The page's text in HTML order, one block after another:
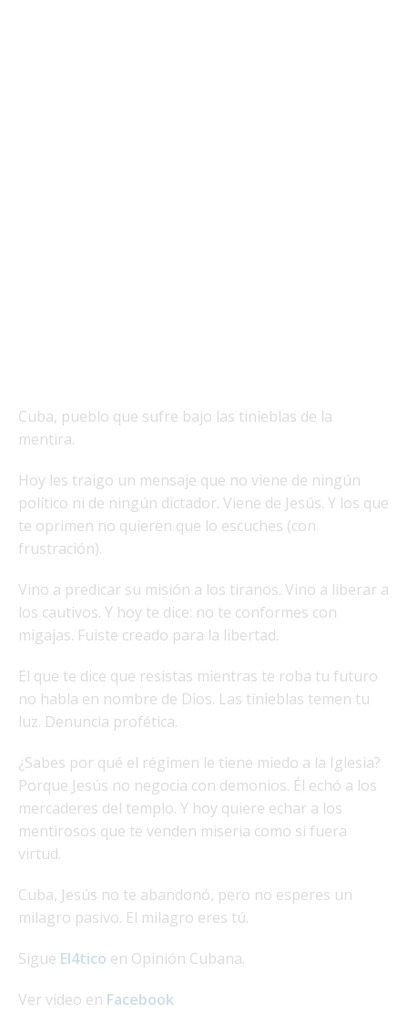
Cuba, pueblo que sufre bajo las tinieblas de la
mentira.
Hoy les traigo un mensaje que no viene de ningún
político ni de ningún dictador. Viene de Jesús. Y los que
te oprimen no quieren que lo escuches (con
frustración).
Vino a predicar su misión a los tiranos. Vino a liberar a
los cautivos. Y hoy te dice: no te conformes con
migajas. Fuiste creado para la libertad.
El que te dice que resistas mientras te roba tu futuro
no habla en nombre de Dios. Las tinieblas temen tu
luz. Denuncia profética.
¿Sabes por qué el régimen le tiene miedo a la Iglesia?
Porque Jesús no negocia con demonios. Él echó a los
mercaderes del templo. Y hoy quiere echar a los
mentirosos que te venden miseria como si fuera
virtud.
Cuba, Jesús no te abandonó, pero no esperes un
milagro pasivo. El milagro eres tú.
Sigue El4tico en Opinión Cubana.
Ver video en Facebook